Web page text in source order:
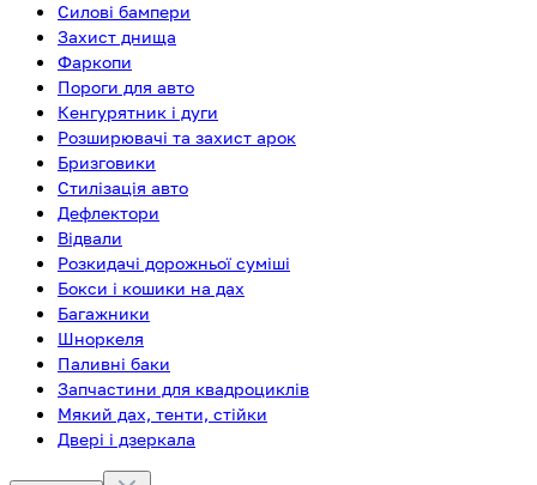
Силові бампери
Захист днища
Фаркопи
Пороги для авто
Кенгурятник і дуги
Розширювачі та захист арок
Бризговики
Стилізація авто
Дефлектори
Відвали
Розкидачі дорожньої суміші
Бокси і кошики на дах
Багажники
Шноркеля
Паливні баки
Запчастини для квадроциклів
Мякий дах, тенти, стійки
Двері і дзеркала